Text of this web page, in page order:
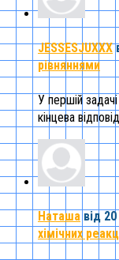
JESSESJUXXX
рівняннями
У першій
кінцева
Наташа від
хімічних